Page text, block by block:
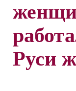
Руси